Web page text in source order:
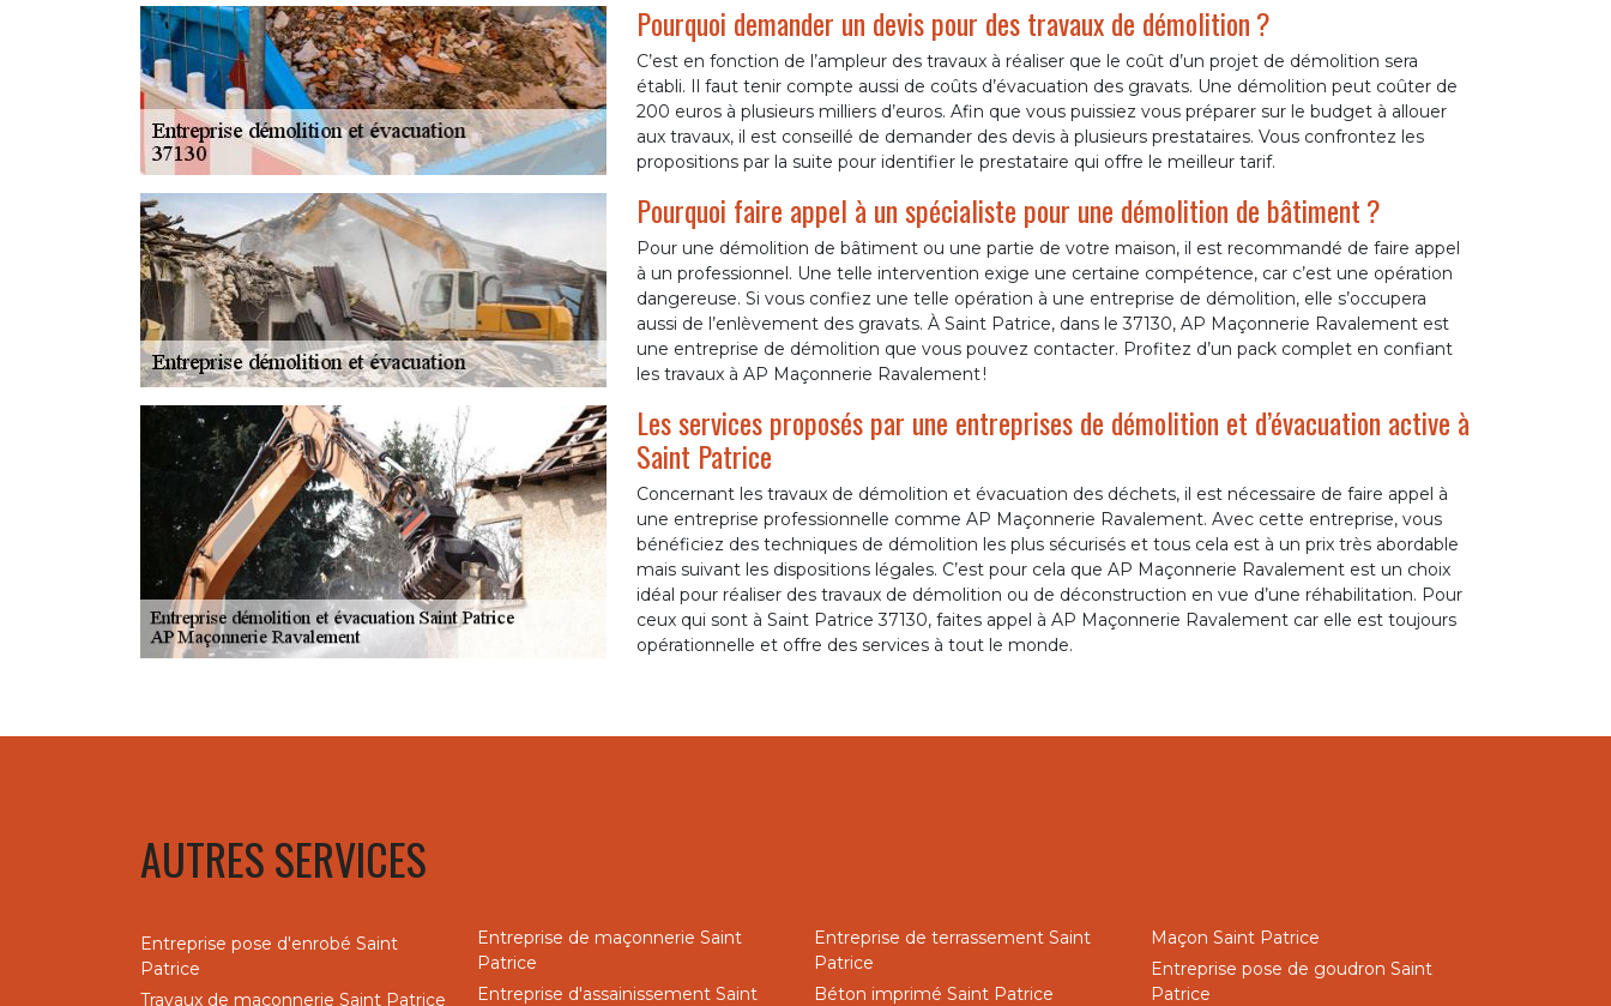
Pourquoi demander un devis pour des travaux de démolition ?
C’est en fonction de l’ampleur des travaux à réaliser que le coût d’un projet de démolition sera
établi. Il faut tenir compte aussi de coûts d’évacuation des gravats. Une démolition peut coûter de
200 euros à plusieurs milliers d’euros. Afin que vous puissiez vous préparer sur le budget à allouer
aux travaux, il est conseillé de demander des devis à plusieurs prestataires. Vous confrontez les
propositions par la suite pour identifier le prestataire qui offre le meilleur tarif.
Pourquoi faire appel à un spécialiste pour une démolition de bâtiment ?
Pour une démolition de bâtiment ou une partie de votre maison, il est recommandé de faire appel
à un professionnel. Une telle intervention exige une certaine compétence, car c’est une opération
dangereuse. Si vous confiez une telle opération à une entreprise de démolition, elle s’occupera
aussi de l’enlèvement des gravats. À Saint Patrice, dans le 37130, AP Maçonnerie Ravalement est
une entreprise de démolition que vous pouvez contacter. Profitez d’un pack complet en confiant
les travaux à AP Maçonnerie Ravalement !
Les services proposés par une entreprises de démolition et d’évacuation active à
Saint Patrice
Concernant les travaux de démolition et évacuation des déchets, il est nécessaire de faire appel à
une entreprise professionnelle comme AP Maçonnerie Ravalement. Avec cette entreprise, vous
bénéficiez des techniques de démolition les plus sécurisés et tous cela est à un prix très abordable
mais suivant les dispositions légales. C’est pour cela que AP Maçonnerie Ravalement est un choix
idéal pour réaliser des travaux de démolition ou de déconstruction en vue d’une réhabilitation. Pour
ceux qui sont à Saint Patrice 37130, faites appel à AP Maçonnerie Ravalement car elle est toujours
opérationnelle et offre des services à tout le monde.
AUTRES SERVICES
Entreprise pose d'enrobé Saint
Patrice
Travaux de maçonnerie Saint Patrice
Entreprise de maçonnerie Saint
Patrice
Entreprise d'assainissement Saint
Entreprise de terrassement Saint
Patrice
Béton imprimé Saint Patrice
Maçon Saint Patrice
Entreprise pose de goudron Saint
Patrice